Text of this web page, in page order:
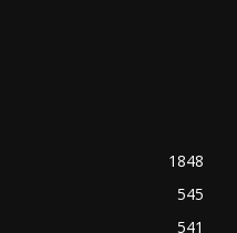
1848
545
541